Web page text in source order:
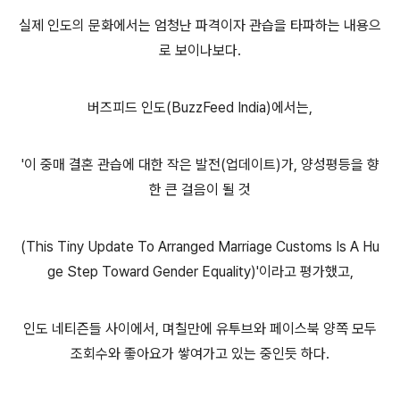
실제 인도의 문화에서는 엄청난 파격이자 관습을 타파하는 내용으
로 보이나보다.
버즈피드 인도(BuzzFeed India)에서는,
'이 중매 결혼 관습에 대한 작은 발전(업데이트)가, 양성평등을 향
한 큰 걸음이 될 것
(This Tiny Update To Arranged Marriage Customs Is A Hu
ge Step Toward Gender Equality)'이라고 평가했고,
인도 네티즌들 사이에서, 며칠만에 유투브와 페이스북 양쪽 모두
조회수와 좋아요가 쌓여가고 있는 중인듯 하다.